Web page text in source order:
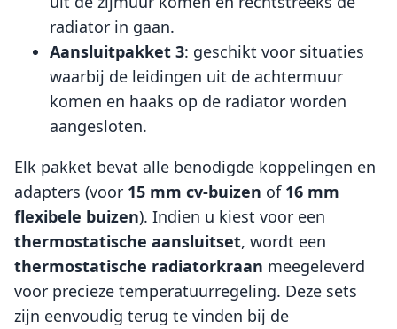
radiator in gaan.
Aansluitpakket 3: geschikt voor situaties
waarbij de leidingen uit de achtermuur
komen en haaks op de radiator worden
aangesloten.
Elk pakket bevat alle benodigde koppelingen en
adapters (voor 15 mm cv-buizen of 16 mm
flexibele buizen). Indien u kiest voor een
thermostatische aansluitset, wordt een
thermostatische radiatorkraan meegeleverd
voor precieze temperatuurregeling. Deze sets
zijn eenvoudig terug te vinden bij de